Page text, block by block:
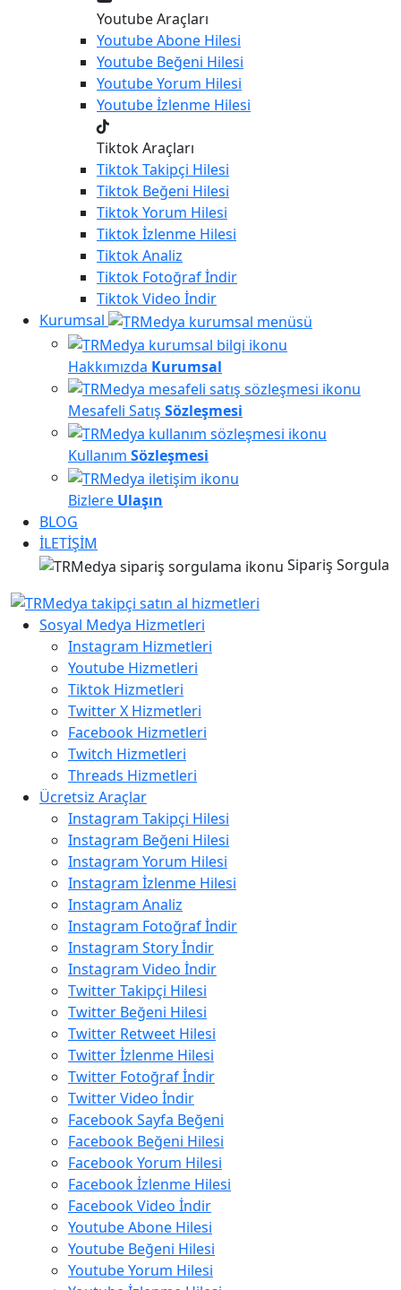
Youtube Araçları
YoutubeAbone Hilesi
Youtube Beğeni Hilesi
YoutubeYorum Hilesi
Youtubeİzlenme Hilesi
Tiktok Araçları
TiktokTakipçi Hilesi
Tiktok Beğeni Hilesi
TiktokYorum Hilesi
Tiktokİzlenme Hilesi
TiktokAnaliz
Tiktok Fotoğraf İndir
TiktokVideo İndir
Kurumsal
Hakkımızda Kurumsal
Mesafeli Satış Sözleşmesi
Kullanım Sözleşmesi
Bizlere Ulaşın
BLOG
İLETİŞİM
Sipariş Sorgula
Sosyal Medya Hizmetleri
Instagram Hizmetleri
Youtube Hizmetleri
Tiktok Hizmetleri
Twitter X Hizmetleri
Facebook Hizmetleri
Twitch Hizmetleri
Threads Hizmetleri
Ücretsiz Araçlar
Instagram Takipçi Hilesi
Instagram Beğeni Hilesi
Instagram Yorum Hilesi
Instagram İzlenme Hilesi
Instagram Analiz
Instagram Fotoğraf İndir
Instagram Story İndir
Instagram Video İndir
Twitter Takipçi Hilesi
Twitter Beğeni Hilesi
Twitter Retweet Hilesi
Twitter İzlenme Hilesi
Twitter Fotoğraf İndir
Twitter Video İndir
Facebook Sayfa Beğeni
Facebook Beğeni Hilesi
Facebook Yorum Hilesi
Facebook İzlenme Hilesi
Facebook Video İndir
Youtube Abone Hilesi
Youtube Beğeni Hilesi
Youtube Yorum Hilesi